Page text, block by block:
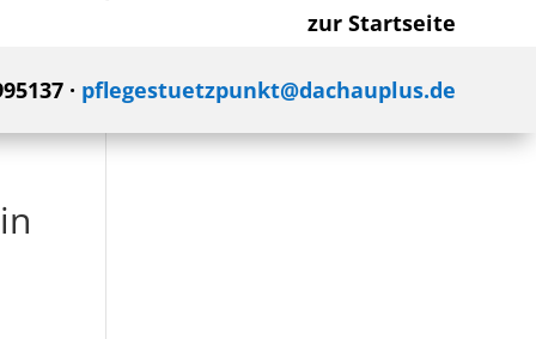
zur Startseite
· pflegestuetzpunkt@dachauplus.de